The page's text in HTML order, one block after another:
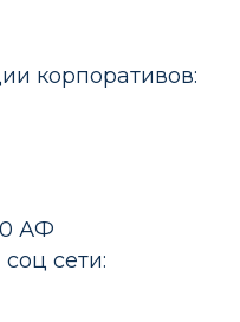
корпоративов:
АФ
сети: